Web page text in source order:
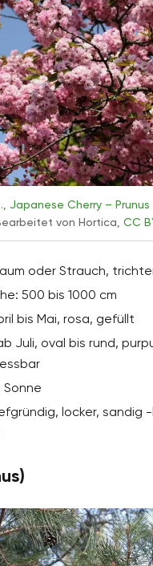
, Japanese Cherry –
von Hortica, CC
oder Strauch,
500 bis 1000 cm
bis Mai, rosa, gefüllt
Juli, oval bis rund,
locker, sandig